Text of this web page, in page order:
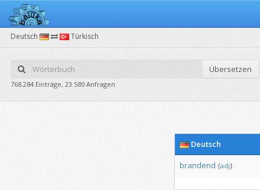
Deutsch Türkisch
Übersetzen
768.284 Einträge, 23.580 Anfragen
Deutsch
brandend {adj}